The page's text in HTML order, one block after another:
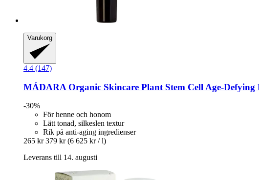
Varukorg
4.4 (147)
MÁDARA Organic Skincare Plant Stem Cell Age-​Defying
-30%
För henne och honom
Lätt tonad, silkeslen textur
Rik på anti-aging ingredienser
265 kr 379 kr (6 625 kr / l)
Leverans till 14. augusti